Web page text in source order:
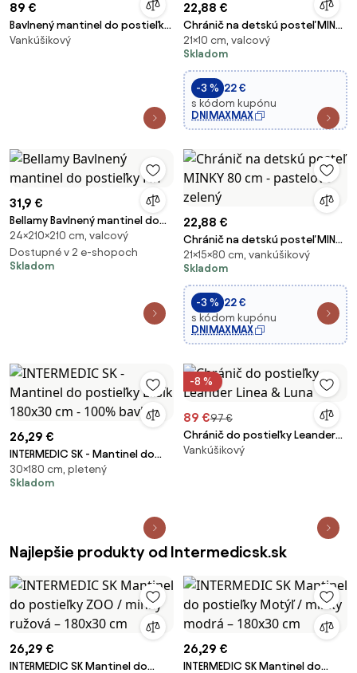
89 €
Bavlnený mantinel do postieľky
Bell Flower
Vankúšikový
22,88 €
Chránič na detskú posteľ MINKY
80 cm - šedý
21×10 cm, valcový
Skladom
-3 % 22 €
s kódom kupónu
DNIMAXMAX
31,9 €
Bellamy Bavlnený mantinel do
postieľky FLY
24×210×210 cm, valcový
Dostupné v 2 e-shopoch
Skladom
22,88 €
Chránič na detskú posteľ MINKY
80 cm - pastelovo zelený
21×15×80 cm, vankúšikový
Skladom
-3 % 22 €
s kódom kupónu
DNIMAXMAX
26,29 €
INTERMEDIC SK - Mantinel do
postieľky Lesík 180x30 cm -
100% bavlna
30×180 cm, pletený
Skladom
-8 %
89 €97 €
Chránič do postieľky Leander
Linea & Luna
Vankúšikový
Najlepšie produkty od Intermedicsk.sk
26,29 €
INTERMEDIC SK Mantinel do
26,29 €
INTERMEDIC SK Mantinel do